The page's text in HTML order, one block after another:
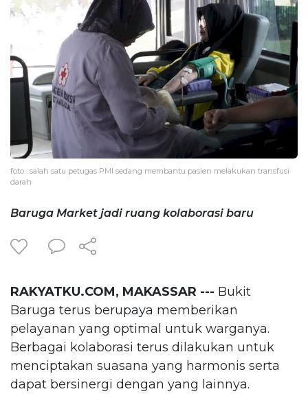
foto : salah satu petugas PMI sedang membantu pasien melakukan transfusi
darah
Baruga Market jadi ruang kolaborasi baru
RAKYATKU.COM, MAKASSAR --- Bukit
Baruga terus berupaya memberikan
pelayanan yang optimal untuk warganya.
Berbagai kolaborasi terus dilakukan untuk
menciptakan suasana yang harmonis serta
dapat bersinergi dengan yang lainnya.